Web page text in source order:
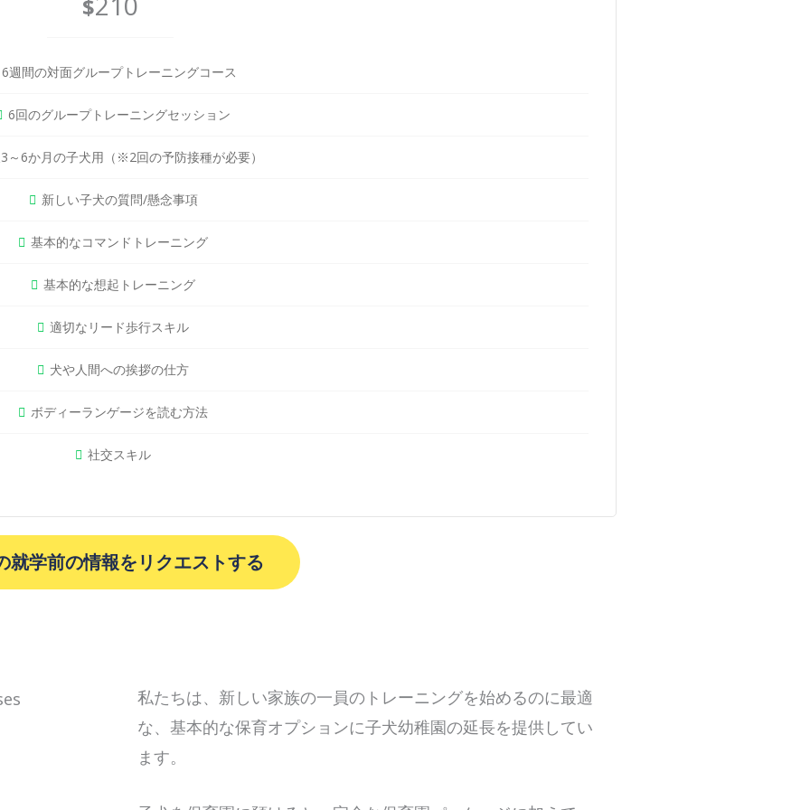
$
6週間の対面グループトレーニングコース
6回のグループトレーニングセッション
～6か月の子犬用（※2回の予防接種が必要）
新しい子犬の質問/懸念事項
基本的なコマンドトレーニング
基本的な想起トレーニング
適切なリード歩行スキル
犬や人間への挨拶の仕方
ボディーランゲージを読む方法
社交スキル
就学前の情報をリクエストする
私たちは、新しい家族の一員のトレーニングを始めるのに最適
な、基本的な保育オプションに子犬幼稚園の延長を提供してい
ます。